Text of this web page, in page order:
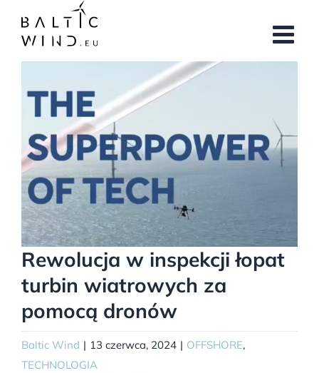
zawartości
większy
obrazek
Rewolucja w inspekcji łopat
turbin wiatrowych za
pomocą dronów
Baltic Wind | 13 czerwca, 2024 | OFFSHORE,
TECHNOLOGIA